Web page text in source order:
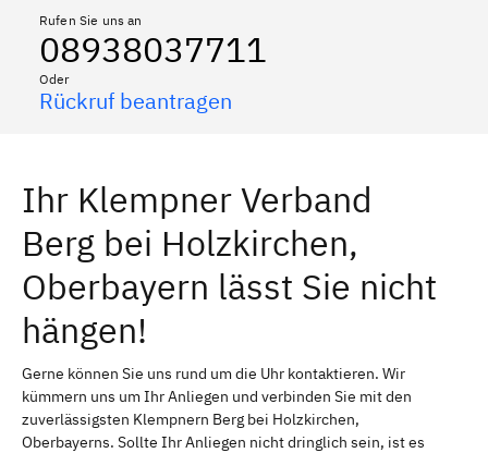
Rufen Sie uns an
08938037711
Oder
Rückruf beantragen
Ihr Klempner Verband
Berg bei Holzkirchen,
Oberbayern lässt Sie nicht
hängen!
Gerne können Sie uns rund um die Uhr kontaktieren. Wir
kümmern uns um Ihr Anliegen und verbinden Sie mit den
zuverlässigsten Klempnern Berg bei Holzkirchen,
Oberbayerns. Sollte Ihr Anliegen nicht dringlich sein, ist es